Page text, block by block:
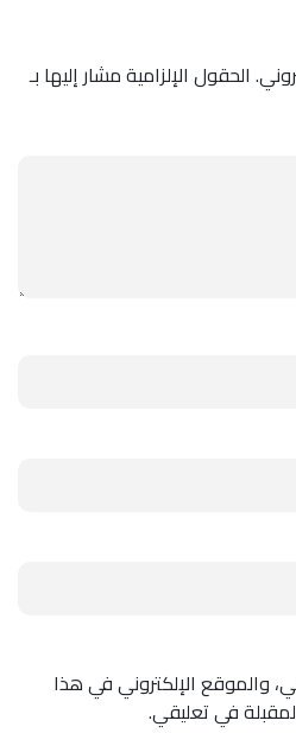
الحقول الإلزامية مشار إليها بـ
والموقع الإلكتروني في هذا
في تعليقي.